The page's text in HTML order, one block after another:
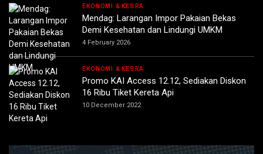
EKONOMI & KESRA
Mendag: Larangan Impor Pakaian Bekas
Demi Kesehatan dan Lindungi UMKM
4 February 2026
EKONOMI & KESRA
Promo KAI Access 12.12, Sediakan Diskon
16 Ribu Tiket Kereta Api
10 December 2022